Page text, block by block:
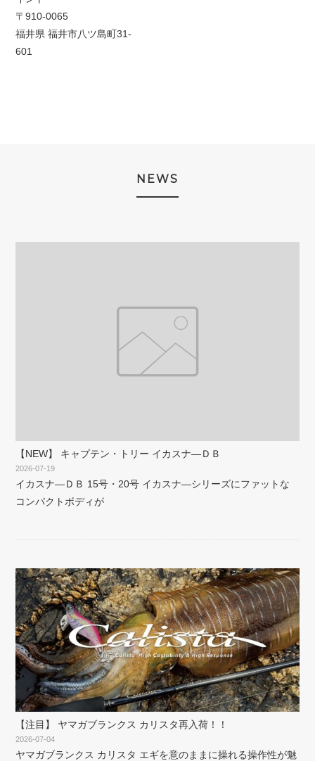
〒910-0065
福井県 福井市八ツ島町31-
601
NEWS
【NEW】 キャプテン・トリー イカスナ―ＤＢ
2026-07-19
イカスナ―ＤＢ 15号・20号 イカスナ―シリーズにファットな
コンパクトボディが
【注目】 ヤマガブランクス カリスタ再入荷！！
2026-07-04
ヤマガブランクス カリスタ エギを意のままに操れる操作性が魅